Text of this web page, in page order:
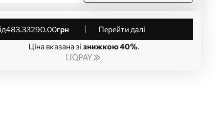
від483.33290.00грн
Перейти далі
Ціна вказана зі знижкою 40%.